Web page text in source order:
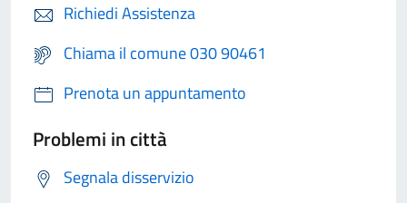
Richiedi Assistenza
Chiama il comune 030 90461
Prenota un appuntamento
Problemi in città
Segnala disservizio